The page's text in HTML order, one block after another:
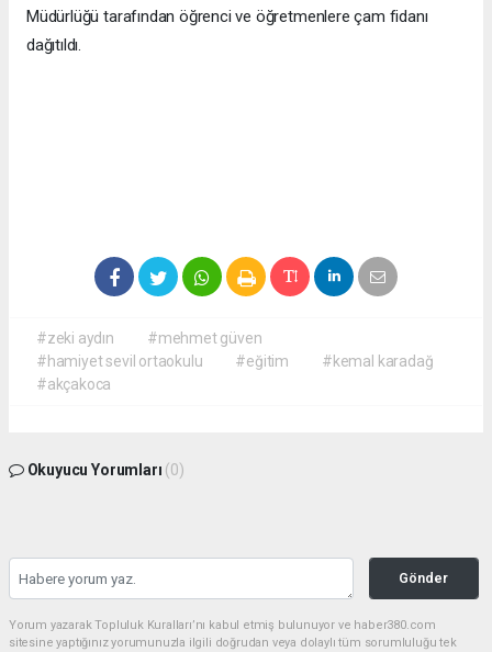
Müdürlüğü tarafından öğrenci ve öğretmenlere çam fidanı
dağıtıldı.
#zeki aydın
#mehmet güven
#hamiyet sevil ortaokulu
#eğitim
#kemal karadağ
#akçakoca
Okuyucu Yorumları (0)
Gönder
Yorum yazarak Topluluk Kuralları’nı kabul etmiş bulunuyor ve haber380.com
sitesine yaptığınız yorumunuzla ilgili doğrudan veya dolaylı tüm sorumluluğu tek